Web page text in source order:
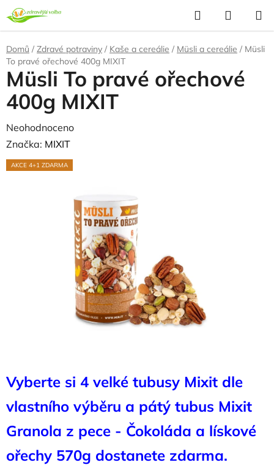
Přejít
na
obsah
Hledat
KOŠÍK
Domů / Zdravé potraviny / Kaše a cereálie / Müsli a cereálie / Müsli
To pravé ořechové 400g MIXIT
Vyberte si 4 velké tubusy Mixit dle
vlastního výběru a pátý tubus Mixit
Granola z pece - Čokoláda a lískové
ořechy 570g dostanete zdarma.
Müsli To pravé ořechové
400g MIXIT
Průměrné
hodnocení
produktu
Neohodnoceno
Značka: MIXIT
AKCE 4+1 ZDARMA